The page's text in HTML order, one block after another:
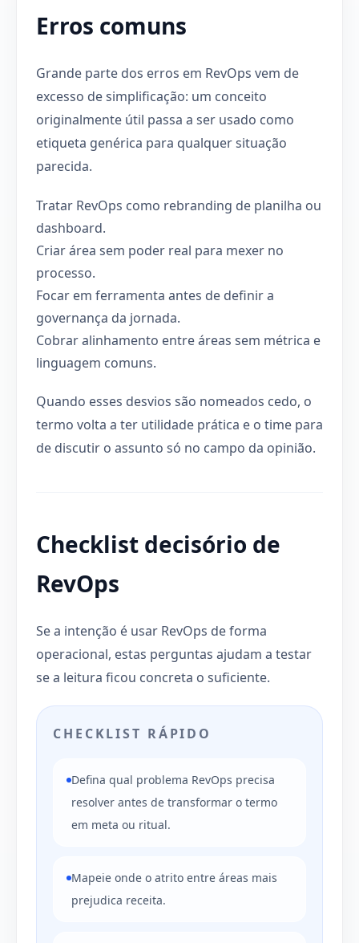
Erros comuns
Grande parte dos erros em RevOps vem de
excesso de simplificação: um conceito
originalmente útil passa a ser usado como
etiqueta genérica para qualquer situação
parecida.
Tratar RevOps como rebranding de planilha ou
dashboard.
Criar área sem poder real para mexer no
processo.
Focar em ferramenta antes de definir a
governança da jornada.
Cobrar alinhamento entre áreas sem métrica e
linguagem comuns.
Quando esses desvios são nomeados cedo, o
termo volta a ter utilidade prática e o time para
de discutir o assunto só no campo da opinião.
Checklist decisório de
RevOps
Se a intenção é usar RevOps de forma
operacional, estas perguntas ajudam a testar
se a leitura ficou concreta o suficiente.
CHECKLIST RÁPIDO
Defina qual problema RevOps precisa
resolver antes de transformar o termo
em meta ou ritual.
Mapeie onde o atrito entre áreas mais
prejudica receita.